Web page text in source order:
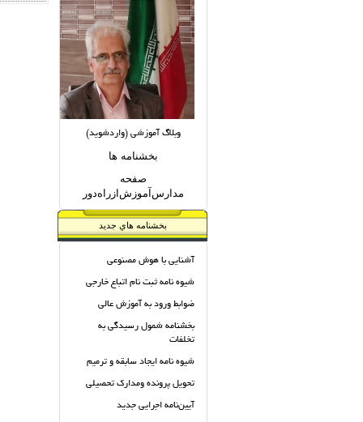
وبلاگ آموزشی (واردشوید)
بخشنامه ها
صفحه
مدارس‌آموزش‌ازراه‌دور
بخشنامه هاي جديد
آشنایی با هوش مصنوعی
شیوه نامه ثبت نام اتباع خارجی
ضوابط ورود به آموزش عالی
بخشنامه شمول رسیدگی به
تخلفات
شیوه نامه ایجاد سابقه و ترمیم
تحویل پرونده ومدارک تحصیلی
آیین‌نامه اجرایی جدید